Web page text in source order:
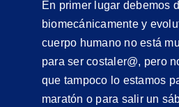
En primer lugar debemos
biomecánicamente y
cuerpo humano no está
para ser costaler@, pero
que tampoco lo estamos
maratón o para salir un